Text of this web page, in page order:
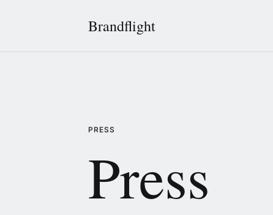
Brandflight
PRESS
Press